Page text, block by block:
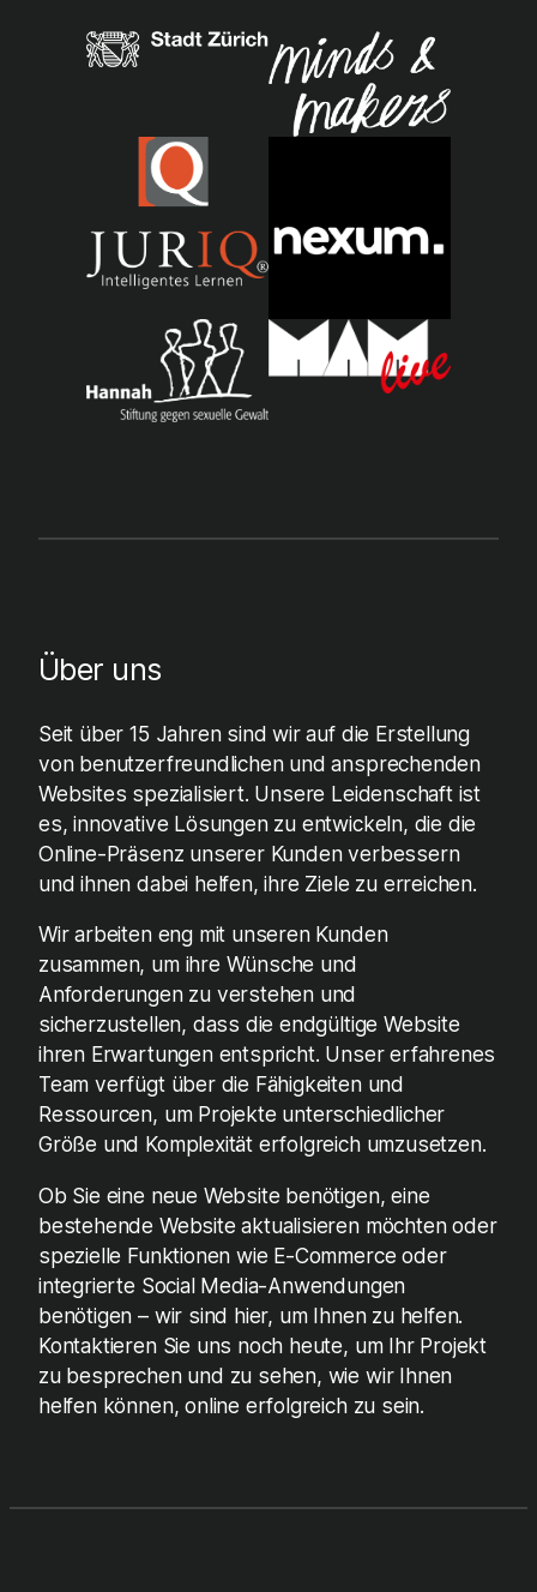
Über uns
Seit über 15 Jahren sind wir auf die Erstellung
von benutzerfreundlichen und ansprechenden
Websites spezialisiert. Unsere Leidenschaft ist
es, innovative Lösungen zu entwickeln, die die
Online-Präsenz unserer Kunden verbessern
und ihnen dabei helfen, ihre Ziele zu erreichen.
Wir arbeiten eng mit unseren Kunden
zusammen, um ihre Wünsche und
Anforderungen zu verstehen und
sicherzustellen, dass die endgültige Website
ihren Erwartungen entspricht. Unser erfahrenes
Team verfügt über die Fähigkeiten und
Ressourcen, um Projekte unterschiedlicher
Größe und Komplexität erfolgreich umzusetzen.
Ob Sie eine neue Website benötigen, eine
bestehende Website aktualisieren möchten oder
spezielle Funktionen wie E-Commerce oder
integrierte Social Media-Anwendungen
benötigen – wir sind hier, um Ihnen zu helfen.
Kontaktieren Sie uns noch heute, um Ihr Projekt
zu besprechen und zu sehen, wie wir Ihnen
helfen können, online erfolgreich zu sein.